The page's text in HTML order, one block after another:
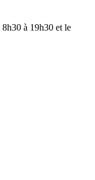
à 19h30 et le